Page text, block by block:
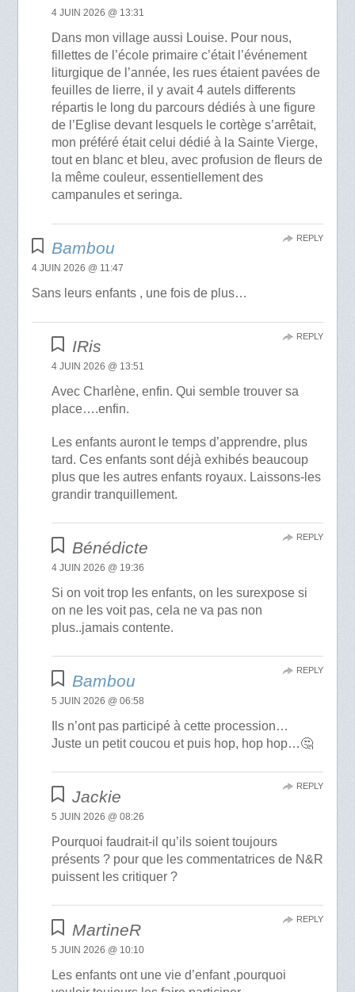
4 JUIN 2026 @ 13:31
Dans mon village aussi Louise. Pour nous,
fillettes de l’école primaire c’était l’événement
liturgique de l’année, les rues étaient pavées de
feuilles de lierre, il y avait 4 autels differents
répartis le long du parcours dédiés à une figure
de l’Eglise devant lesquels le cortège s’arrêtait,
mon préféré était celui dédié à la Sainte Vierge,
tout en blanc et bleu, avec profusion de fleurs de
la même couleur, essentiellement des
campanules et seringa.
Bambou
4 JUIN 2026 @ 11:47
Sans leurs enfants , une fois de plus…
REPLY
IRis
4 JUIN 2026 @ 13:51
Avec Charlène, enfin. Qui semble trouver sa
place….enfin.
Les enfants auront le temps d’apprendre, plus
tard. Ces enfants sont déjà exhibés beaucoup
plus que les autres enfants royaux. Laissons-les
grandir tranquillement.
REPLY
Bénédicte
4 JUIN 2026 @ 19:36
Si on voit trop les enfants, on les surexpose si
on ne les voit pas, cela ne va pas non
plus..jamais contente.
REPLY
Bambou
5 JUIN 2026 @ 06:58
Ils n’ont pas participé à cette procession…
Juste un petit coucou et puis hop, hop hop…🤔
REPLY
Jackie
5 JUIN 2026 @ 08:26
Pourquoi faudrait-il qu’ils soient toujours
présents ? pour que les commentatrices de N&R
puissent les critiquer ?
REPLY
MartineR
5 JUIN 2026 @ 10:10
Les enfants ont une vie d’enfant ,pourquoi
REPLY